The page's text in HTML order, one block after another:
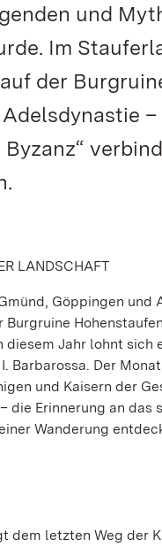
und
Im
der
LANDSCHAFT
Göppingen
Burgruine
Jahr lohnt sich
Barbarossa. Der
und Kaisern der
die Erinnerung an
Wanderung
dem letzten Weg